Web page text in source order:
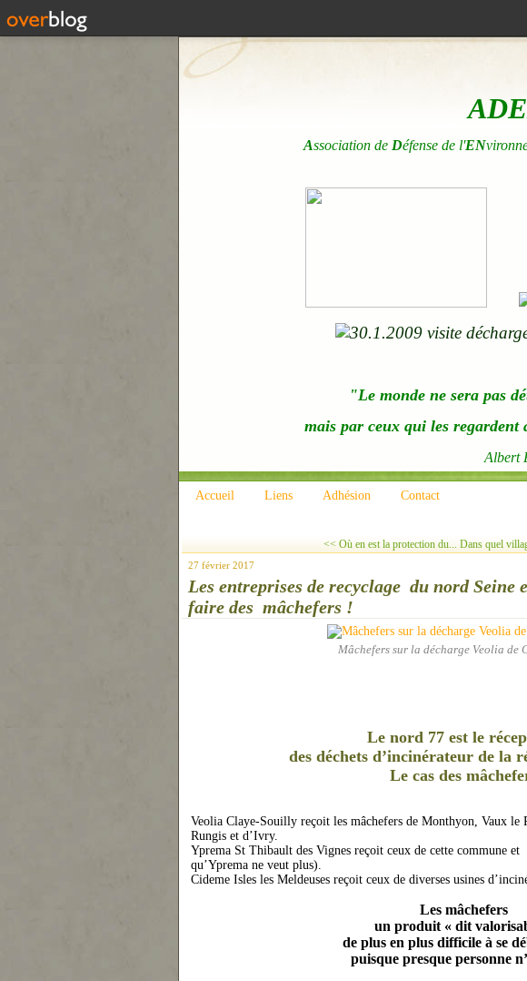
Association de Défense de l'EN
"Le monde ne sera pas
mais par ceux qui les
Albert
Accueil Liens Adhésion Contact
<< Où en est la protection du... Dans quel
27 février 2017
Les entreprises de recyclage du nord Seine
faire des mâchefers !
Mâchefers sur la décharge Veolia de
Le nord 77 est le
des déchets d’incinérateur de la
Le cas des
Veolia Claye-Souilly reçoit les mâchefers de Monthyon, Vaux le
Rungis et d’Ivry.
Yprema St Thibault des Vignes reçoit ceux de cette commune et
qu’Yprema ne veut plus).
Cideme Isles les Meldeuses reçoit ceux de diverses usines
Les mâchefers
un produit « dit
de plus en plus difficile à se
puisque presque personne